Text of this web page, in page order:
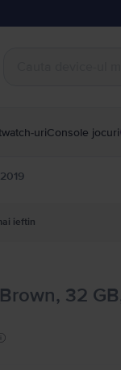
uriConsole jocuri
ieftin
32